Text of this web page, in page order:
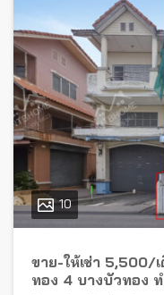
10
ขาย-ให้เช่า 5,500/
ทอง 4 บางบัวทอง ท